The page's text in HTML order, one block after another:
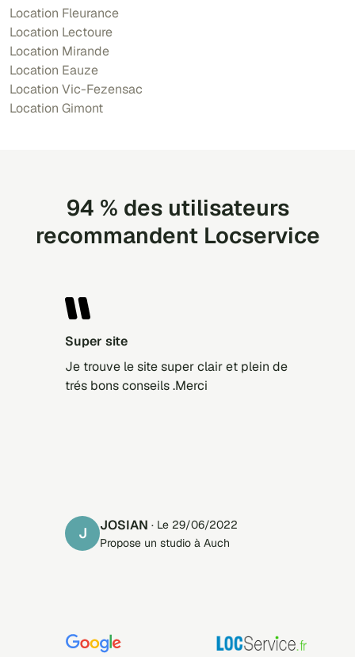
Location Fleurance
Location Lectoure
Location Mirande
Location Eauze
Location Vic-Fezensac
Location Gimont
94 % des utilisateurs
recommandent Locservice
Super site
Je trouve le site super clair et plein de
trés bons conseils .Merci
J JOSIAN · Le 29/06/2022
Propose un studio à Auch